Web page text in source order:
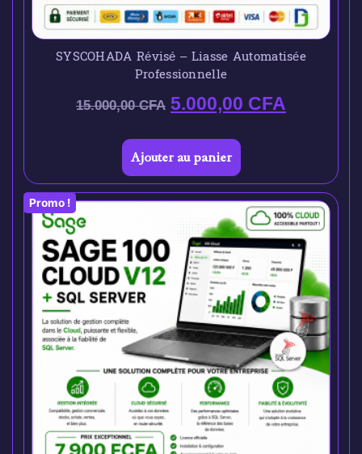
SYSCOHADA Révisé – Liasse Automatisée
Professionnelle
15.000,00CFA 5.000,00 CFA
Ajouter au panier
Promo !